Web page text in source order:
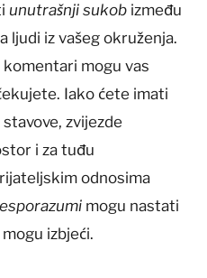
unutrašnji sukob između
ljudi iz vašeg okruženja.
komentari mogu vas
Iako ćete imati
zvijezde
i za tuđu
odnosima
mogu nastati
izbjeći.